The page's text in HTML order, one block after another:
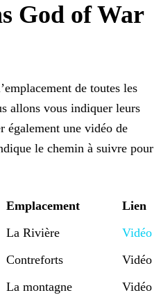
God of War
de toutes les
allons vous indiquer leurs
également une vidéo de
le chemin à suivre pour
Emplacement
Lien
La Rivière
Vidéo
Contreforts
Vidéo
La montagne
Vidéo